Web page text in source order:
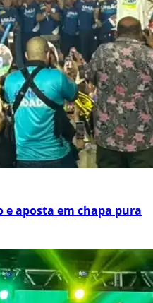
e aposta em chapa pura